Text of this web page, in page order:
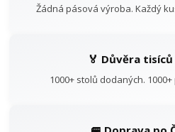
Žádná pásová výroba. Každý
🏅 Důvěra
1000+ stolů dodaných.